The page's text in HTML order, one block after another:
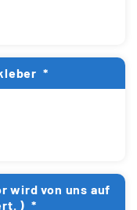
*
wird von uns auf
) *